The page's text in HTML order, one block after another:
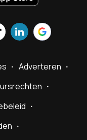
Adverteren